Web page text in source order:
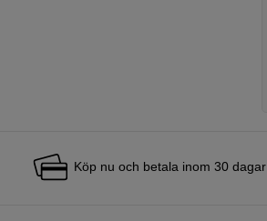
Köp nu och betala inom 30 dagar